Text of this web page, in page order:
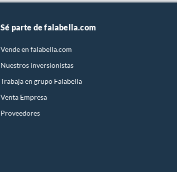
Sé parte de falabella.com
Vende en falabella.com
Nuestros inversionistas
Trabaja en grupo Falabella
Venta Empresa
Proveedores